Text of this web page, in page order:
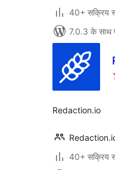
40+ सक्रिय
7.0.3 के साथ
Redaction.io
40+ सक्रिय